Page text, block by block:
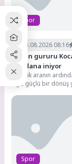
Spor
03.08.2026 08:16
Kentin gururu
meydana iniyor
16 yıllık aranın
Lig’e güçlü bir
başarılı...
Spor